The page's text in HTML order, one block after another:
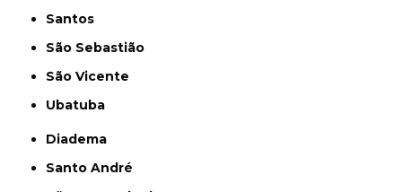
Santos
São Sebastião
São Vicente
Ubatuba
Diadema
Santo André